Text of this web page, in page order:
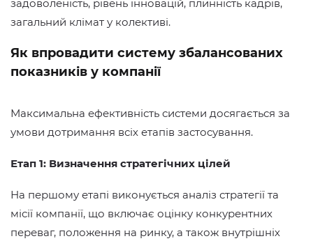
задоволеність, рівень інновацій, плинність кадрів,
загальний клімат у колективі.
Як впровадити систему збалансованих
показників у компанії
Максимальна ефективність системи досягається за
умови дотримання всіх етапів застосування.
Етап 1: Визначення стратегічних цілей
На першому етапі виконується аналіз стратегії та
місії компанії, що включає оцінку конкурентних
переваг, положення на ринку, а також внутрішніх